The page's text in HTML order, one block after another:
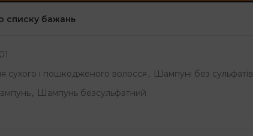
списку бажань
сухого і пошкодженого волосся , Шампуні без сульфатів
, Шампунь безсульфатний